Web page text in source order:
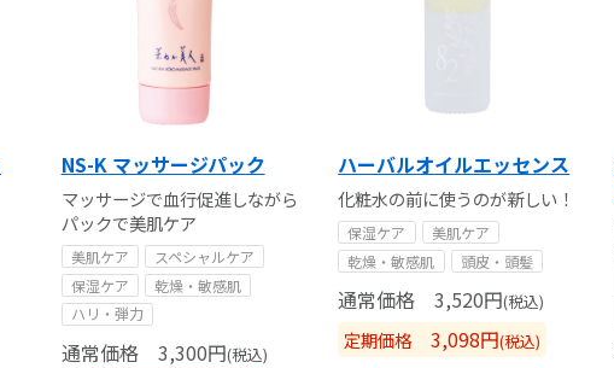
NS-K マッサージパック
マッサージで血行促進しながら
パックで美肌ケア
美肌ケア
スペシャルケア
保湿ケア
乾燥・敏感肌
ハリ・弾力
通常価格3,300円(税込)
ハーバルオイルエッセンス
化粧水の前に使うのが新しい！
保湿ケア
美肌ケア
乾燥・敏感肌
頭皮・頭髪
通常価格 3,520円(税込)
定期価格3,098円(税込)